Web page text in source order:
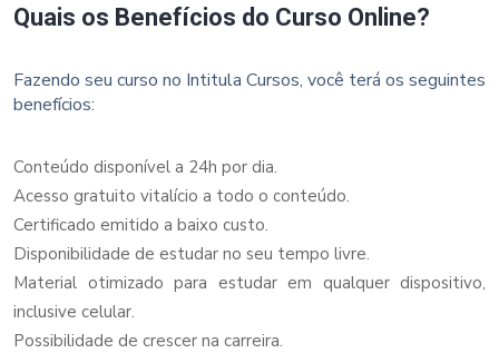
Quais os Benefícios do Curso Online?
Fazendo seu curso no Intitula Cursos, você terá os seguintes
benefícios:
Conteúdo disponível a 24h por dia.
Acesso gratuito vitalício a todo o conteúdo.
Certificado emitido a baixo custo.
Disponibilidade de estudar no seu tempo livre.
Material otimizado para estudar em qualquer dispositivo,
inclusive celular.
Possibilidade de crescer na carreira.